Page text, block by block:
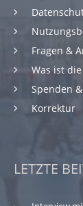
Fragen &
Was ist
Spenden
Korrektur
LETZTE